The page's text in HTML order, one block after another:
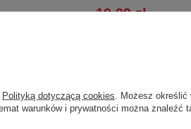
19,99 zł
Polityką dotyczącą cookies . Możesz
warunków i prywatności można znaleźć